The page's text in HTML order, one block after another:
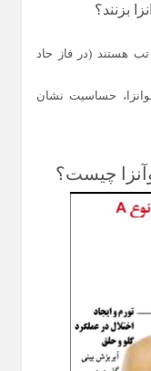
بزنند؟
تب هستند (در فاز حاد
حساسیت نشان
چیست؟